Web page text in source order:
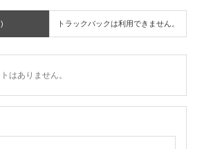
トラックバックは利用できません。
はありません。